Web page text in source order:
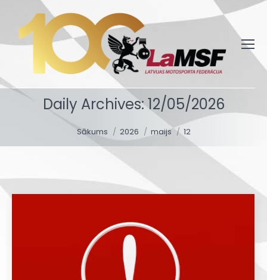
Daily Archives:12/05/2026
Sākums 2026 maijs 12